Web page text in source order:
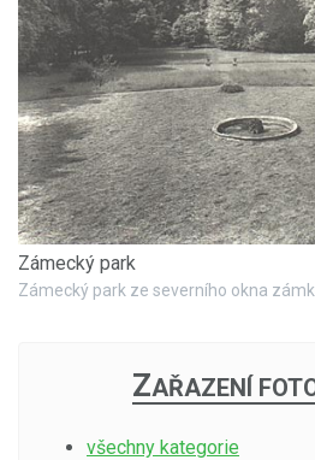
Zámecký park
ZAŘAZENÍ
všechny kategorie